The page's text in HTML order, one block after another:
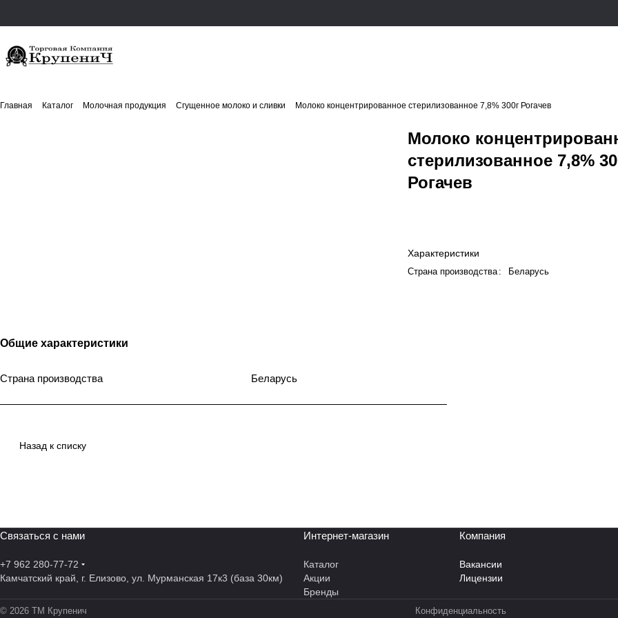
Главная Каталог Молочная продукция Сгущенное молоко и сливки Молоко концентрированное стерилизованное 7,8% 300г Рогачев
Молоко
стерилизованное 7,8%
Рогачев
Характеристики
Страна производства: Беларусь
Общие характеристики
Страна производства Беларусь
Назад к списку
Связаться с нами
+7 962 280-77-72
Камчатский край, г. Елизово, ул. Мурманская 17к3 (база 30км)
Интернет-магазин
Каталог
Акции
Бренды
Компания
Вакансии
Лицензии
© 2026 ТМ Крупенич Конфиденциальность